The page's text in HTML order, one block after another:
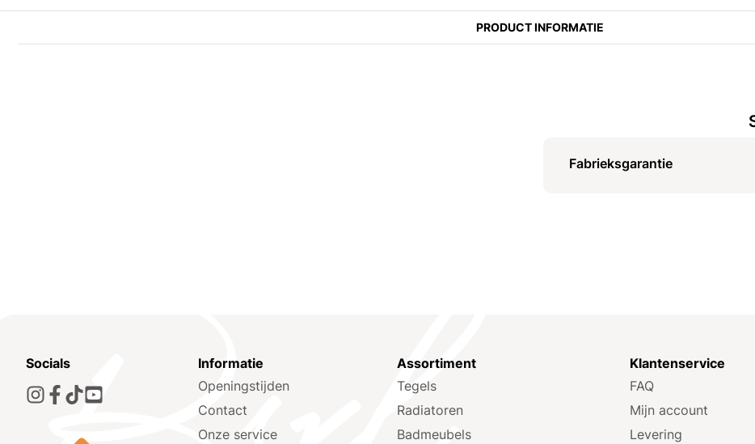
PRODUCT INFORMATIE
Fabrieksgarantie
Socials
Informatie
Openingstijden
Contact
Onze service
Assortiment
Tegels
Radiatoren
Badmeubels
Klantenservice
FAQ
Mijn account
Levering